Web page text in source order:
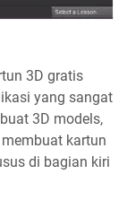
3D gratis
yang sangat
3D models,
kartun
di bagian kiri